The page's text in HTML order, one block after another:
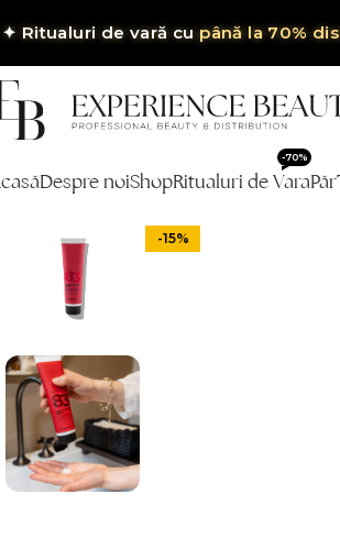
✦ Ritualuri de vară cupână la 70%
Despre noiShopRitualuri de Vara
-70%
Păr
-15%